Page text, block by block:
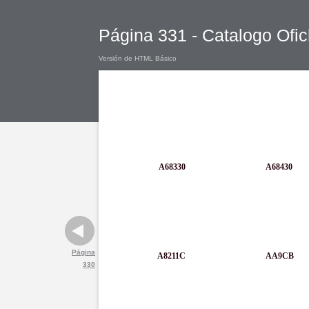
Página 331 - Catalogo
Versión de HTML Básico
Página
330
A68330 A68430
A8211C AA9CB